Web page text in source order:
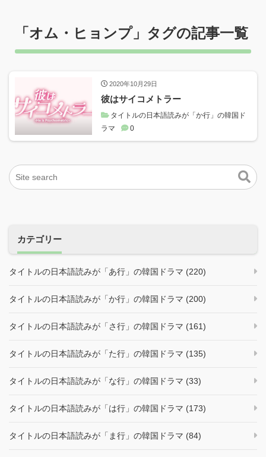
「オム・ヒョンプ」タグの記事一覧
2020年10月29日
彼はサイコメトラー
タイトルの日本語読みが「か行」の韓国ド
ラマ
0
カテゴリー
タイトルの日本語読みが「あ行」の韓国ドラマ (220)
タイトルの日本語読みが「か行」の韓国ドラマ (200)
タイトルの日本語読みが「さ行」の韓国ドラマ (161)
タイトルの日本語読みが「た行」の韓国ドラマ (135)
タイトルの日本語読みが「な行」の韓国ドラマ (33)
タイトルの日本語読みが「は行」の韓国ドラマ (173)
タイトルの日本語読みが「ま行」の韓国ドラマ (84)